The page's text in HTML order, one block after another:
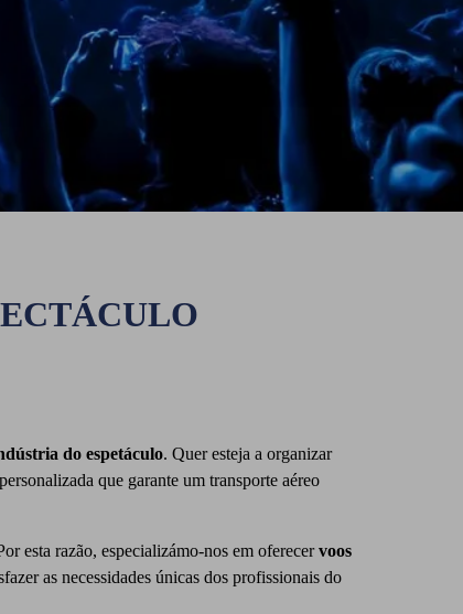
do espetáculo. Quer esteja a organizar
que garante um transporte aéreo
esta razão, especializámo-nos em oferecervoos
as necessidades únicas dos profissionais do